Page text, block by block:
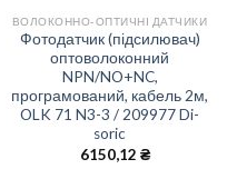
ВОЛОКОННО-ОПТИЧНІ ДАТЧИКИ
Фотодатчик (підсилювач)
оптоволоконний
NPN/NO+NC,
програмований, кабель 2м,
OLK 71 N3-3 / 209977 Di-
soric
6150,12 ₴